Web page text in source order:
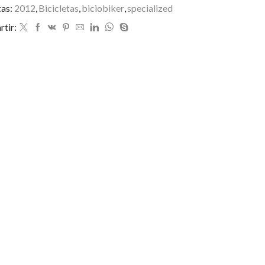
2012,Bicicletas,biciobiker,specialized